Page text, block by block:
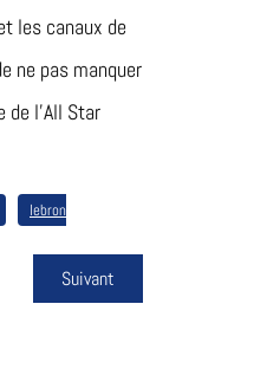
les canaux de
ne pas manquer
de l’All Star
lebron
Suivant